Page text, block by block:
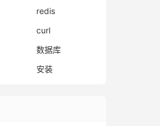
redis
curl
数据库
安装